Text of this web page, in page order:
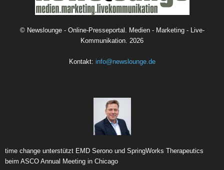
© Newslounge - Online-Presseportal. Medien - Marketing - Live-
Kommunikation. 2026
Kontakt: info@newslounge.de
time change unterstützt EMD Serono und SpringWorks Therapeutics
beim ASCO Annual Meeting in Chicago